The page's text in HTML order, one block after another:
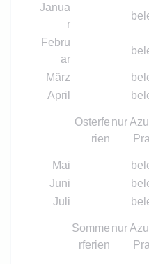
Janua
r
Febru
ar
März
April
Osterfe
rien
nur
Mai
Juni
Juli
Somme
rferien
nur